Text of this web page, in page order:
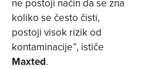
koliko se često čisti,
postoji visok rizik od
kontaminacije”, ističe
Maxted.